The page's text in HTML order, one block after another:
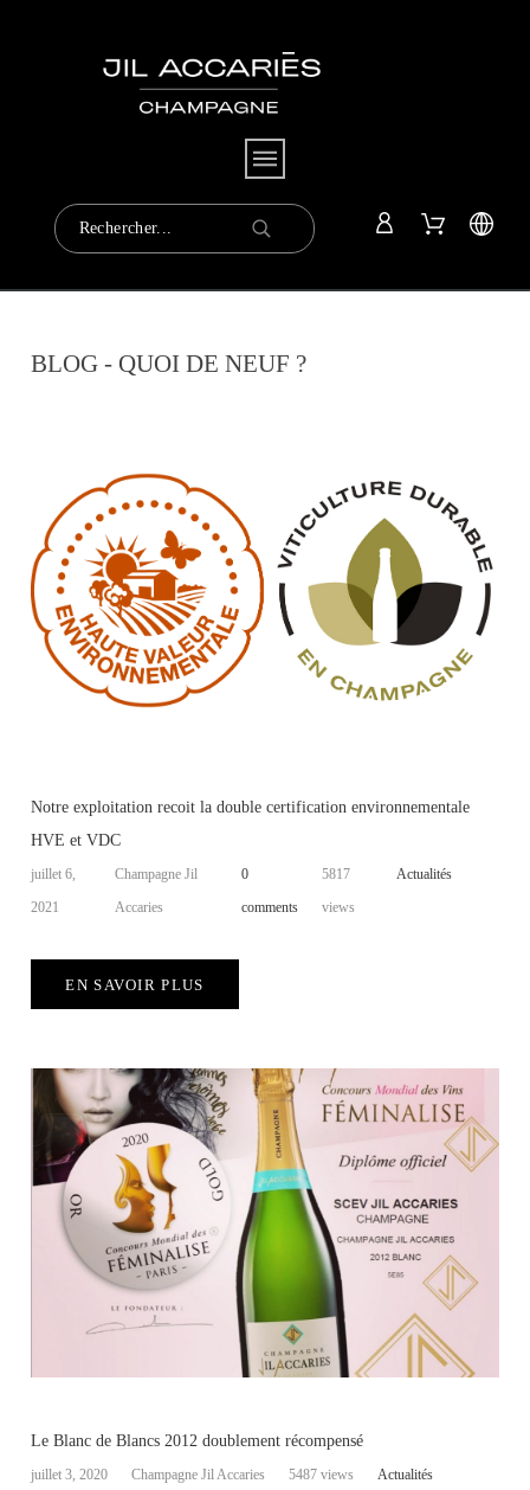
BLOG - QUOI DE NEUF ?
Notre exploitation recoit la double certification environnementale
HVE et VDC
juillet 6,
2021
Champagne Jil
Accaries
0
comments
5817
views
Actualités
EN SAVOIR PLUS
Le Blanc de Blancs 2012 doublement récompensé
juillet 3, 2020 Champagne Jil Accaries 5487 views Actualités